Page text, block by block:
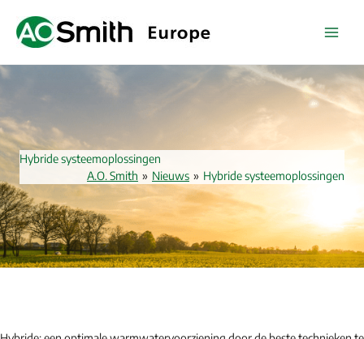
naar
Hybride systeemoplossingen
A.O. Smith » Nieuws » Hybride systeemoplossingen